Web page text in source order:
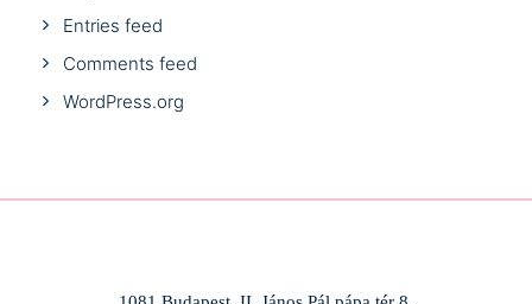
Entries feed
Comments feed
WordPress.org